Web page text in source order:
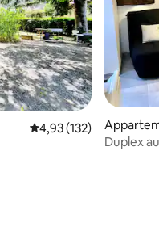
Évaluation moyenne
4,93 (132)
Duplex